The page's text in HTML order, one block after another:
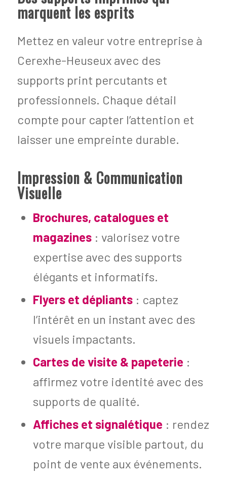
marquent les esprits
Mettez en valeur votre entreprise à
Cerexhe-Heuseux avec des
supports print percutants et
professionnels. Chaque détail
compte pour capter l’attention et
laisser une empreinte durable.
Impression & Communication
Visuelle
Brochures, catalogues et
magazines: valorisez votre
expertise avec des supports
élégants et informatifs.
Flyers et dépliants: captez
l’intérêt en un instant avec des
visuels impactants.
Cartes de visite & papeterie :
affirmez votre identité avec des
supports de qualité.
Affiches et signalétique : rendez
votre marque visible partout, du
point de vente aux événements.